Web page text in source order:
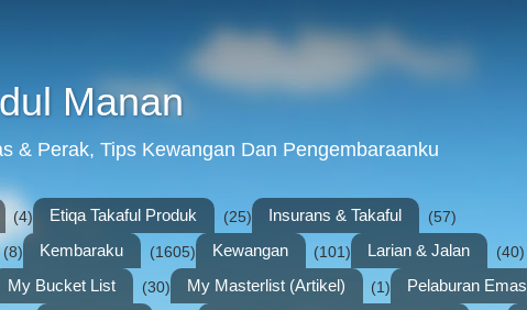
Manan
& Perak, Tips Kewangan Dan Pengembaraanku
(4) Etiqa Takaful Produk (25) Insurans & Takaful (57)
(8) Kembaraku (1605) Kewangan (101) Larian & Jalan (40)
My Bucket List (30) My Masterlist (Artikel) (1) Pelaburan Emas